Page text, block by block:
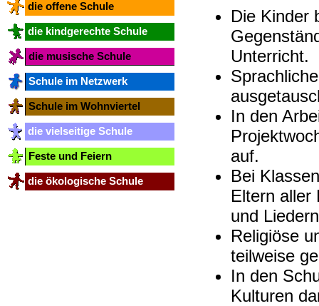
die offene Schule
die kindgerechte Schule
die musische Schule
Schule im Netzwerk
Schule im Wohnviertel
die vielseitige Schule
Feste und Feiern
die ökologische Schule
Die Kinder
Unterricht.
In den
auf.
Bei
Eltern aller
und
Religiöse
teilweise
In den
Kulturen